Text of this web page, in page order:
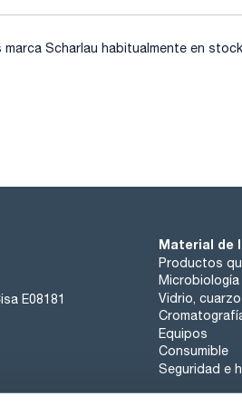
82-6]
ml [5103-74-2]
100ug/ml [1024-57-3]
Scharlau habitualmente en
E08181
Material de
Productos
Microbiología
Vidrio,
Equipos
Consumible
Seguridad e